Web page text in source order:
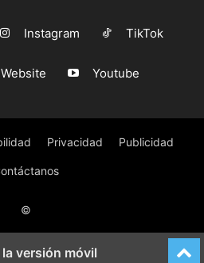
Instagram TikTok
Website Youtube
Privacidad Publicidad
©
la versión móvil